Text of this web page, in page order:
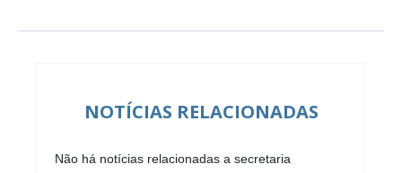
NOTÍCIAS RELACIONADAS
Não há notícias relacionadas a secretaria